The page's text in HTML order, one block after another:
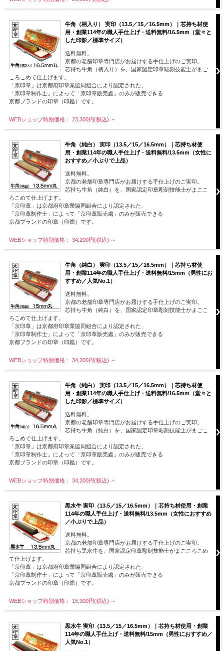
牛角（柄入り） 実印（13.5／15／16.5mm）｜芯持ち材使
用・創業114年の職人手仕上げ・送料無料/16.5mm（堂々と
した印影／標準サイズ）
送料無料。
京都の老舗印章専門店がお届けする手仕上げのご実印。
芯持ち牛角（柄入り）を、国家認定印章彫刻技能士がまご
ころこめて仕上げます。
「京印章」は京都府印章業協同組合により認定された、
「京印章制作士」によって「京印章販売處」のみが販売できる
京都ブランドの印章（印鑑）です。
WEBショップ特別価格： 23,300円(税込) ～
牛角（純白） 実印（13.5／15／16.5mm）｜芯持ち材使
用・創業114年の職人手仕上げ・送料無料/13.5mm（女性に
おすすめ／小ぶりで上品）
送料無料。
京都の老舗印章専門店がお届けする手仕上げのご実印。
芯持ち牛角（純白）を、国家認定印章彫刻技能士がまごこ
ろこめて仕上げます。
「京印章」は京都府印章業協同組合により認定された、
「京印章制作士」によって「京印章販売處」のみが販売できる
京都ブランドの印章（印鑑）です。
WEBショップ特別価格： 34,200円(税込) ～
牛角（純白） 実印（13.5／15／16.5mm）｜芯持ち材使
用・創業114年の職人手仕上げ・送料無料/15mm（男性にお
すすめ／人気No.1）
送料無料。
京都の老舗印章専門店がお届けする手仕上げのご実印。
芯持ち牛角（純白）を、国家認定印章彫刻技能士がまごこ
ろこめて仕上げます。
「京印章」は京都府印章業協同組合により認定された、
「京印章制作士」によって「京印章販売處」のみが販売できる
京都ブランドの印章（印鑑）です。
WEBショップ特別価格： 34,200円(税込) ～
牛角（純白） 実印（13.5／15／16.5mm）｜芯持ち材使
用・創業114年の職人手仕上げ・送料無料/16.5mm（堂々と
した印影／標準サイズ）
送料無料。
京都の老舗印章専門店がお届けする手仕上げのご実印。
芯持ち牛角（純白）を、国家認定印章彫刻技能士がまごこ
ろこめて仕上げます。
「京印章」は京都府印章業協同組合により認定された、
「京印章制作士」によって「京印章販売處」のみが販売できる
京都ブランドの印章（印鑑）です。
WEBショップ特別価格： 34,200円(税込) ～
黒水牛 実印（13.5／15／16.5mm）｜芯持ち材使用・創業
114年の職人手仕上げ・送料無料/13.5mm（女性におすすめ
／小ぶりで上品）
送料無料。
京都の老舗印章専門店がお届けする手仕上げのご実印。
芯持ち黒水牛を、国家認定印章彫刻技能士がまごころこめ
て仕上げます。
「京印章」は京都府印章業協同組合により認定された、
「京印章制作士」によって「京印章販売處」のみが販売できる
京都ブランドの印章（印鑑）です。
WEBショップ特別価格： 15,300円(税込) ～
黒水牛 実印（13.5／15／16.5mm）｜芯持ち材使用・創業
114年の職人手仕上げ・送料無料/15mm（男性におすすめ／
人気No.1）